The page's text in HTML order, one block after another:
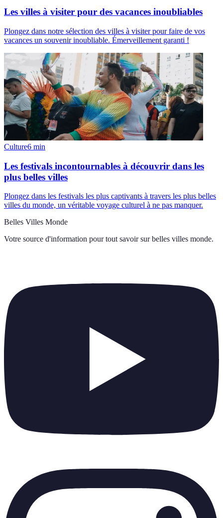
Les villes à visiter pour des vacances inoubliables
Plongez dans notre sélection des villes à visiter pour faire de vos
vacances un souvenir inoubliable. Émerveillement garanti !
Culture6 min
Les festivals incontournables à découvrir dans les
plus belles villes
Plongez dans les festivals les plus captivants à travers les plus belles
villes du monde, un véritable voyage culturel à ne pas manquer.
Belles Villes Monde
Votre source d'information pour tout savoir sur belles villes monde.